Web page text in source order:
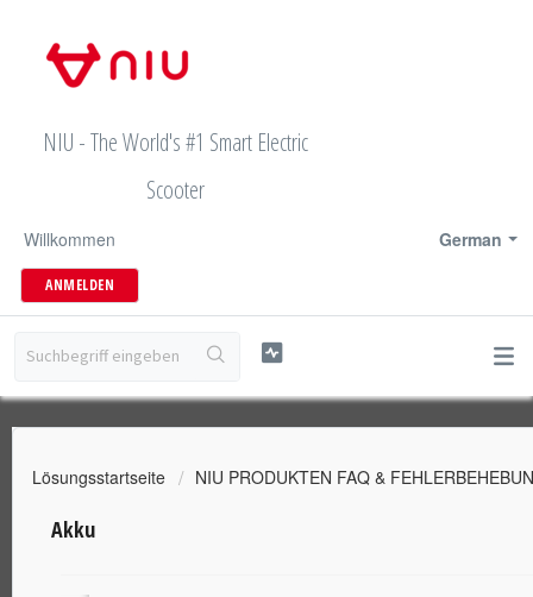
NIU - The World's #1 Smart Electric
Scooter
German
Willkommen
ANMELDEN
Lösungsstartseite NIU PRODUKTEN FAQ &
Akku